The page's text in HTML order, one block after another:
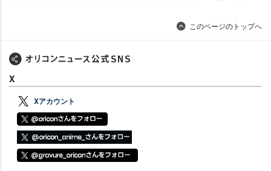
このページのトップへ
X
Xアカウント